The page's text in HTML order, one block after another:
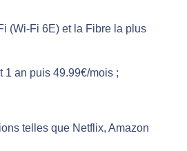
(Wi-Fi 6E) et la Fibre la plus
1 an puis 49.99€/mois ;
telles que Netflix, Amazon